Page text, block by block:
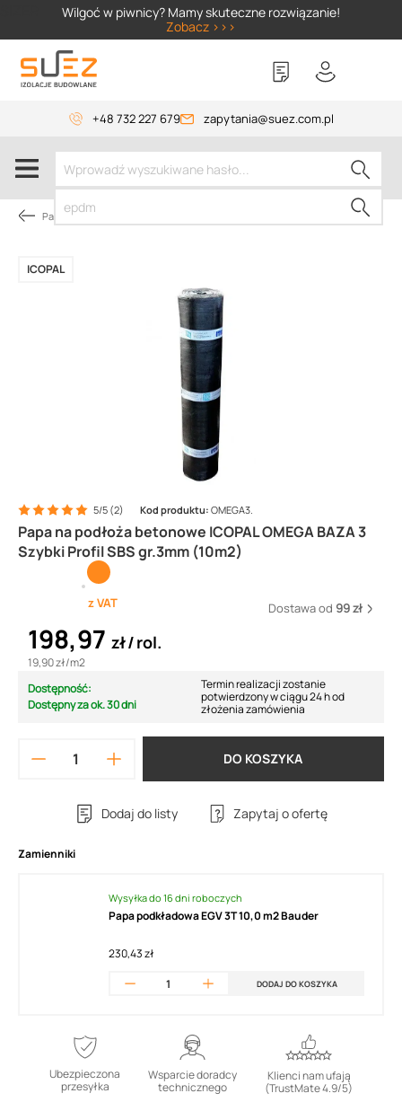
Wilgoć w piwnicy? Mamy skuteczne rozwiązanie!
Zobacz >>>
+48 732 227 679 zapytania@suez.com.pl
Papy dachowe
Papa na podłoża betonowe ICOPAL OMEGA BAZA 3
Szybki Profil SBS gr.3mm (10m2)
ICOPAL
5/5 (2) Kod produktu: OMEGA3.
z VAT Dostawa od 99 zł
198,97 zł rol.
19,90 zł/m2
Dostępność:
Dostępny za ok. 30 dni
Termin realizacji zostanie
potwierdzony w ciągu 24 h od
złożenia zamówienia
DO KOSZYKA
Dodaj do listy Zapytaj o ofertę
Zamienniki
Wysyłka do 16 dni roboczych
Papa podkładowa EGV 3T 10,0 m2 Bauder
230,43 zł
DODAJ DO KOSZYKA
Ubezpieczona
przesyłka
Wsparcie doradcy
technicznego
Klienci nam ufają
(TrustMate 4.9/5)